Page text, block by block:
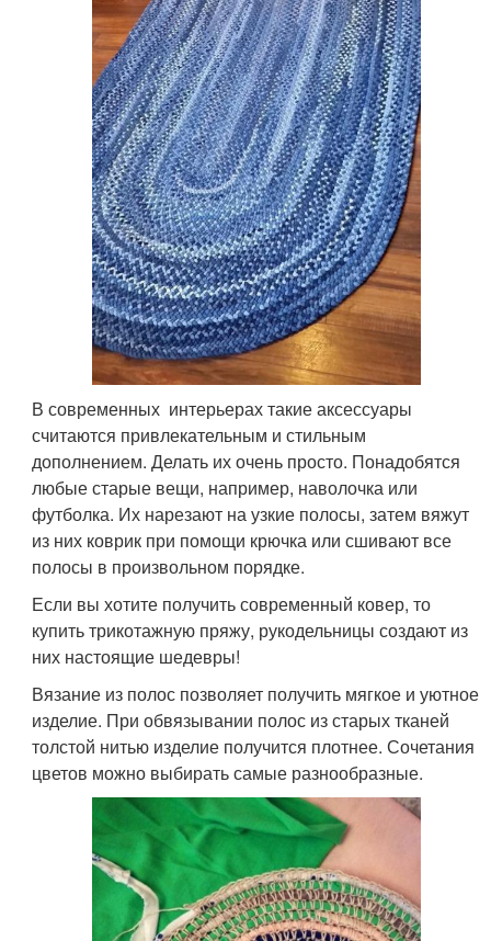
В современных интерьерах такие аксессуары
считаются привлекательным и стильным
дополнением. Делать их очень просто. Понадобятся
любые старые вещи, например, наволочка или
футболка. Их нарезают на узкие полосы, затем вяжут
из них коврик при помощи крючка или сшивают все
полосы в произвольном порядке.
Если вы хотите получить современный ковер, то
купить трикотажную пряжу, рукодельницы создают из
них настоящие шедевры!
Вязание из полос позволяет получить мягкое и уютное
изделие. При обвязывании полос из старых тканей
толстой нитью изделие получится плотнее. Сочетания
цветов можно выбирать самые разнообразные.